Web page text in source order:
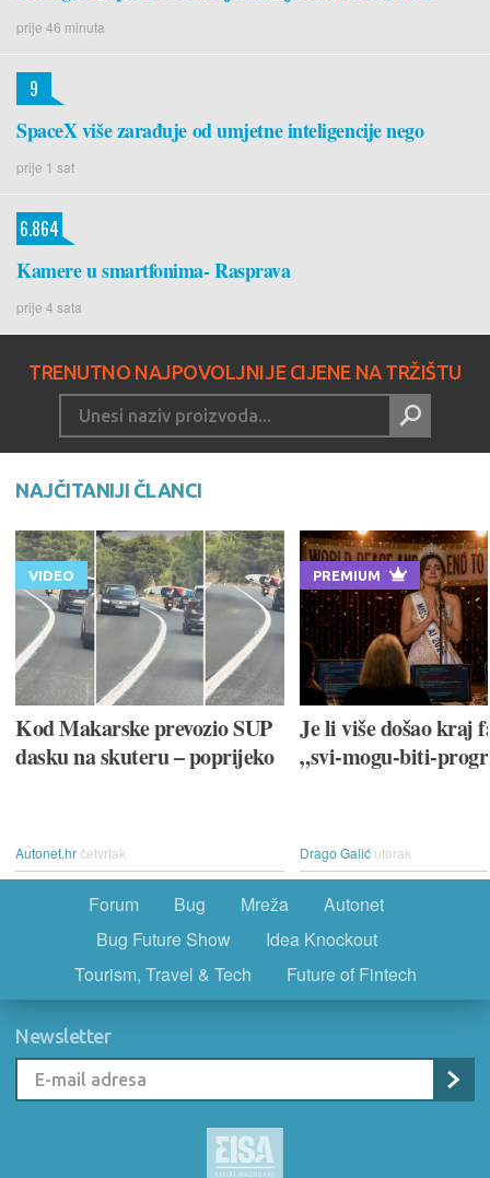
prije 46 minuta
SpaceX više zarađuje od umjetne inteligencije nego
prije 1 sat
9
Kamere u smartfonima- Rasprava
prije 4 sata
6.864
TRENUTNO NAJPOVOLJNIJE CIJENE NA TRŽIŠTU
NAJČITANIJI ČLANCI
VIDEO
Kod Makarske prevozio SUP
dasku na skuteru – poprijeko
Autonet.hrčetvrtak
PREMIUM
Je li više došao kraj
„svi-mogu-biti-
Drago Galić utorak
Forum Bug Mreža
Autonet
Bug Future Show
Idea Knockout
Tourism, Travel & Tech
Future of Fintech
Newsletter